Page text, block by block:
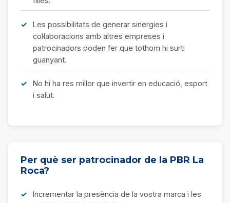
Les possibilitats de generar sinergies i
col·laboracions amb altres empreses i
patrocinadors poden fer que tothom hi surti
guanyant.
No hi ha res millor que invertir en educació, esport
i salut.
Per què ser patrocinador de la PBR La
Roca?
Incrementar la presència de la vostra marca i les